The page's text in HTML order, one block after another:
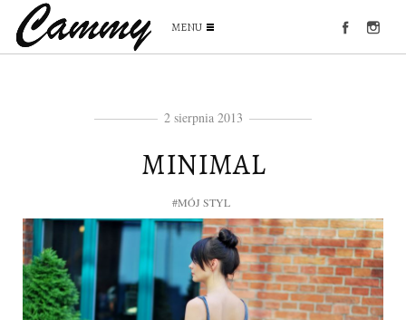
MENU
2 sierpnia 2013
MINIMAL
#MÓJ STYL